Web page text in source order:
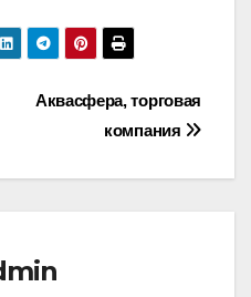
Аквасфера, торговая
компания